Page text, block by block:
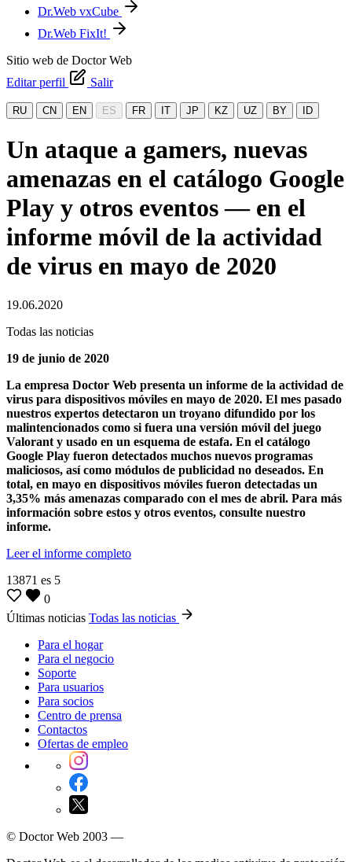
Dr.Web vxCube
Dr.Web FixIt!
Sitio web de Doctor Web
Editar perfil
Salir
RU CN EN ES FR IT JP KZ UZ BY ID
Un ataque a gamers, nuevas
amenazas en el catálogo Google
Play y otros eventos — en el
informe móvil de la actividad
de virus en mayo de 2020
19.06.2020
Todas las noticias
19 de junio de 2020
La empresa Doctor Web presenta un informe de la actividad de
virus para dispositivos móviles en mayo de 2020. El mes pasado
nuestros expertos detectaron un troyano difundido por los
malintencionados como si fuera una versión móvil del juego
Valorant y usado en un esquema de estafa. En el catálogo
Google Play fueron detectados muchos nuevos programas
maliciosos, así como módulos de publicidad no deseados. En
total, en mayo en dispositivos móviles fueron detectadas un
3,35% más amenazas comparado con el mes de abril. Para más
información sobre estos y otros eventos, consulte nuestro
informe.
Leer el informe completo
13871 es 5
0
Últimas noticias Todas las noticias
Para el hogar
Para el negocio
Soporte
Para usuarios
Para socios
Centro de prensa
Contactos
Ofertas de empleo
© Doctor Web 2003 —